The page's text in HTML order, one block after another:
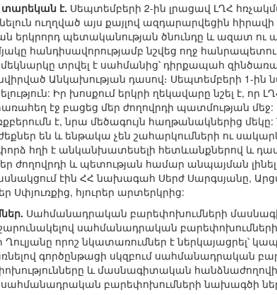
տարեկան է. Սեպտեմբերի 2-ին լրացավ ԼՂՀ
ուղղված այս քայլով ազդարարվեցին
երկրորդ պետականության ծնունդը և ազատ
հանդիսավորությամբ նշվեց ողջ
տրվել է սահմանից՝ դիրքապահ
նվիրված Անկախության դասով։ Սեպտեմբերի 1-
Իր խոսքում երկրի ղեկավարը նշել է, որ
փառահեղ էջ բացեց մեր ժողովրդի պատմության
է, նրա մեծագույն հաղթանակներից
են և ենթակա չեն շահարկումների ու
փորձ հղի է անկանխատեսելի հետևանքներով և
ժողովրդի և պետության համար անպայման
էին ՀՀ նախագահ Սերժ Սարգսյանը,
Սփյուռքից, հյուրեր արտերկրից:
Սահմանադրական բարեփոխումների
սահմանադրական
որոշ նկատառումներ է ներկայացրել՝
գործընթացի սկզբում սահմանադրական
և մասնագիտական
բարեփոխումների նախագծի